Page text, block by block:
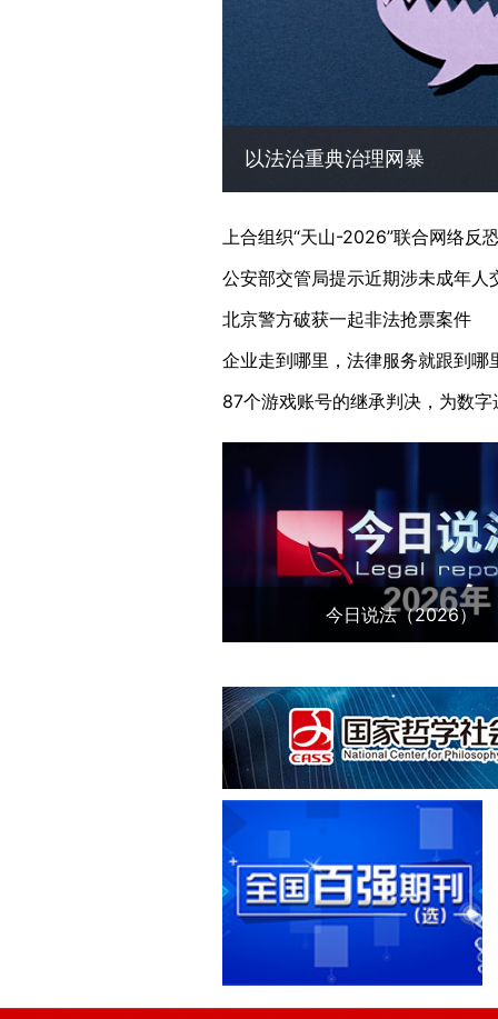
以法治重典治理网暴
北京警方破获一起非法抢票案件
企业走到哪里，法律服务就跟到哪
今日说法（2026）
全国百强期刊（选）